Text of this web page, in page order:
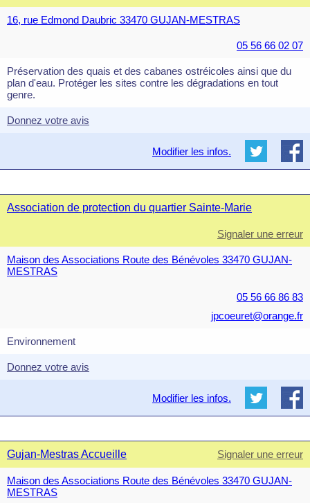
16, rue Edmond Daubric 33470 GUJAN-MESTRAS
05 56 66 02 07
Préservation des quais et des cabanes ostréicoles ainsi que du
plan d'eau. Protéger les sites contre les dégradations en tout
genre.
Donnez votre avis
Modifier les infos.
Association de protection du quartier Sainte-Marie
Signaler une erreur
Maison des Associations Route des Bénévoles 33470 GUJAN-
MESTRAS
05 56 66 86 83
jpcoeuret@orange.fr
Environnement
Donnez votre avis
Modifier les infos.
Gujan-Mestras Accueille Signaler une erreur
Maison des Associations Route des Bénévoles 33470 GUJAN-
MESTRAS